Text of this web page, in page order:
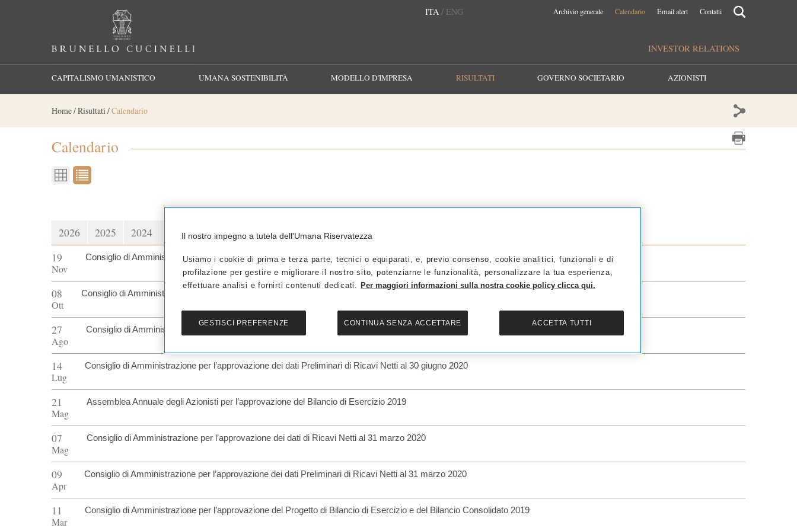
INVESTOR RELATIONS
ITA / ENG
CAPITALISMO UMANISTICO UMANA SOSTENIBILITÀ MODELLO D'IMPRESA RISULTATI GOVERNO SOCIETARIO AZIONISTI
Archivio generale Calendario Email alert Contatti
Home/Risultati /Calendario
Calendario
2026 2025 2024 2023 2022 2021 2020 2019 2018
19
Nov
Consiglio di Amministrazione per l’approvazione dei dati di Ricavi Netti al 30 settembre 2020
08
Ott
Consiglio di Amministrazione per l’approvazione dei dati Preliminari di Ricavi Netti al 30 settembre 2020
27
Ago
Consiglio di Amministrazione per l’approvazione della Relazione Finanziaria Semestrale al 30 giugno 2020
14
Lug
Consiglio di Amministrazione per l’approvazione dei dati Preliminari di Ricavi Netti al 30 giugno 2020
21
Mag
Assemblea Annuale degli Azionisti per l’approvazione del Bilancio di Esercizio 2019
07
Mag
Consiglio di Amministrazione per l’approvazione dei dati di Ricavi Netti al 31 marzo 2020
09
Apr
Consiglio di Amministrazione per l’approvazione dei dati Preliminari di Ricavi Netti al 31 marzo 2020
11
Mar
Consiglio di Amministrazione per l’approvazione del Progetto di Bilancio di Esercizio e del Bilancio Consolidato 2019
Il nostro impegno a tutela dell'Umana Riservatezza
Usiamo i cookie di prima e terza parte, tecnici o equiparati, e, previo consenso, cookie analitici, funzionali e di
profilazione per gestire e migliorare il nostro sito, potenziarne le funzionalità, personalizzare la tua esperienza,
effettuare analisi e fornirti contenuti dedicati. Per maggiori informazioni sulla nostra cookie policy clicca qui.
CONTINUA SENZA ACCETTARE ACCETTA TUTTI
GESTISCI PREFERENZE